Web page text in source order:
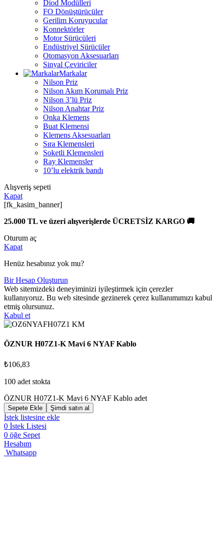
Diod Modülleri
FO Dönüştürücüler
Gerilim Koruyucular
Konnektörler
Motor Sürücüleri
Endüstriyel Sürücüler
Otomasyon Aksesuarları
Sinyal Çeviriciler
Markalar
Nilson Priz
Nilson Akım Korumalı Priz
Nilson 3’lü Priz
Nilson Anahtar Priz
Onka Klemens
Buat Klemensi
Klemens Aksesuarları
Sıra Klemensleri
Soketli Klemensleri
Ray Klemensler
10’lu elektrik bandı
Alışveriş sepeti
Kapat
[fk_kasim_banner]
25.000 TL ve üzeri alışverişlerde ÜCRETSİZ KARGO 🚚
Oturum aç
Kapat
Henüz hesabınız yok mu?
Bir Hesap Oluşturun
Web sitemizdeki deneyiminizi iyileştirmek için çerezler
kullanıyoruz. Bu web sitesinde gezinerek çerez kullanımımızı kabul
etmiş olursunuz.
Kabul et
ÖZNUR H07Z1-K Mavi 6 NYAF Kablo
₺106,83
100 adet stokta
ÖZNUR H07Z1-K Mavi 6 NYAF Kablo adet
Sepete Ekle Şimdi satın al
İstek listesine ekle
0 İstek Listesi
0 öğe Sepet
Hesabım
Whatsapp